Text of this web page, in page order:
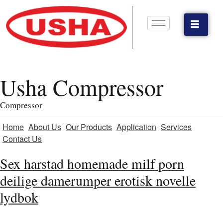
Usha Compressor
Compressor
Home About Us Our Products Application Services
Contact Us
Sex harstad homemade milf porn
deilige damerumper erotisk novelle
lydbok